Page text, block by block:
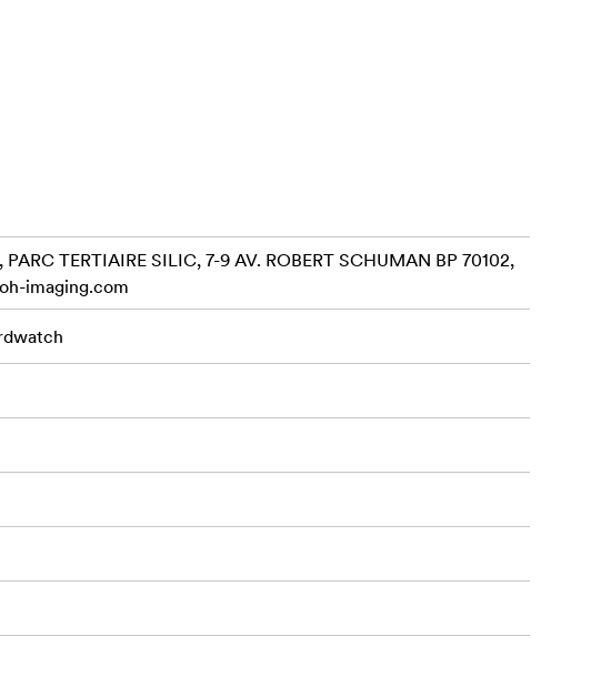
TERTIAIRE SILIC, 7-9 AV. ROBERT SCHUMAN BP 70102,
imaging.com